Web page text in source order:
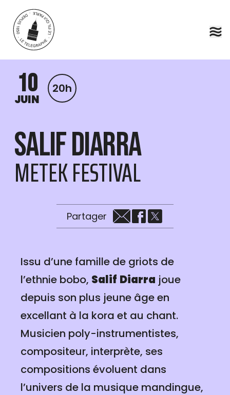
Aller au contenu principal
10
JUIN
20h
Salif Diarra
METEK FESTIVAL
Partager
Issu d’une famille de griots de
l’ethnie bobo, Salif Diarra joue
depuis son plus jeune âge en
excellant à la kora et au chant.
Musicien poly-instrumentistes,
compositeur, interprète, ses
compositions évoluent dans
l’univers de la musique mandingue,